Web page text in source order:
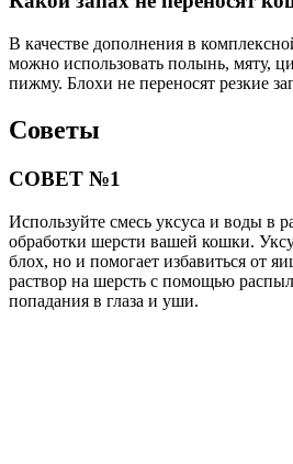
В качестве дополнения в
можно использовать полынь, мяту,
пижму. Блохи не переносят резкие
Советы
СОВЕТ №1
Используйте смесь уксуса и воды в
обработки шерсти вашей кошки.
блох, но и помогает избавиться от
раствор на шерсть с помощью
попадания в глаза и уши.